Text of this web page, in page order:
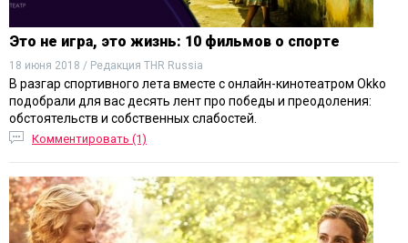
Это не игра, это жизнь: 10 фильмов о спорте
18 июня 2018 / Редакция THR Russia
В разгар спортивного лета вместе с онлайн-кинотеатром Okko
подобрали для вас десять лент про победы и преодоления:
обстоятельств и собственных слабостей.
Комментировать (1)